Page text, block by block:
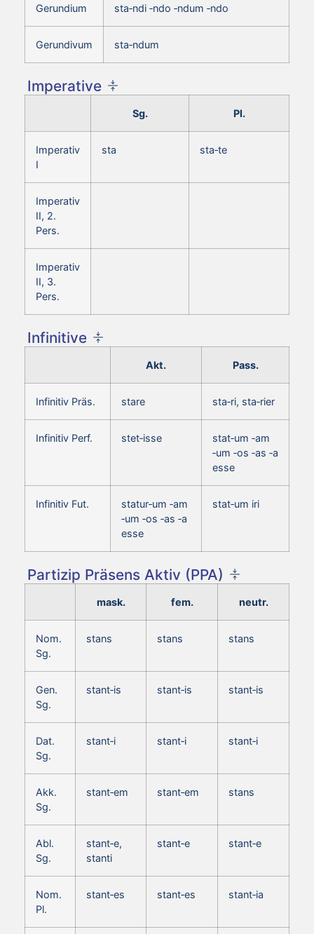
Gerundium sta‑ndi ‑ndo ‑ndum ‑ndo
Gerundivum sta‑ndum
Imperative
Sg. Pl.
Imperativ
I
sta sta‑te
Imperativ
II, 2.
Pers.
Imperativ
II, 3.
Pers.
Infinitive
Akt. Pass.
Infinitiv Präs. stare sta‑ri, sta‑rier
Infinitiv Perf. stet‑isse
stat‑um ‑am
‑um ‑os ‑as ‑a
esse
Infinitiv Fut.
statur‑um ‑am
‑um ‑os ‑as ‑a
esse
stat‑um iri
Partizip Präsens Aktiv (PPA)
mask. fem. neutr.
Nom.
Sg.
stans stans stans
Gen.
Sg.
stant‑is stant‑is stant‑is
Dat.
Sg.
stant‑i stant‑i stant‑i
Akk.
Sg.
stant‑em stant‑em stans
Abl.
Sg.
stant‑e,
stanti
stant‑e stant‑e
Nom.
Pl.
stant‑es stant‑es stant‑ia